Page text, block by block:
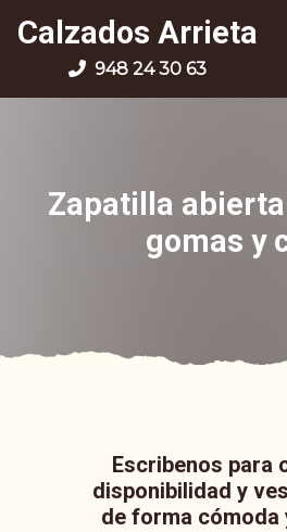
Calzados Arrieta
948 24 30 63
Zapatilla
gomas y
Escribenos para
disponibilidad y
de forma cómoda